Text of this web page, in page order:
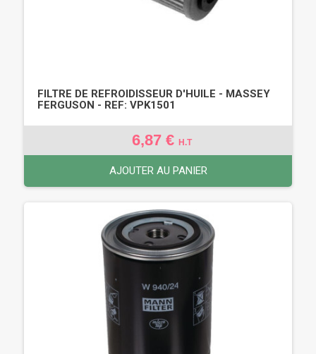
FILTRE DE REFROIDISSEUR D'HUILE - MASSEY
FERGUSON - REF: VPK1501
6,87 € H.T
AJOUTER AU PANIER